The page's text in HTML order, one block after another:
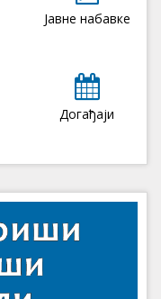
Јавне набавке
Догађаји